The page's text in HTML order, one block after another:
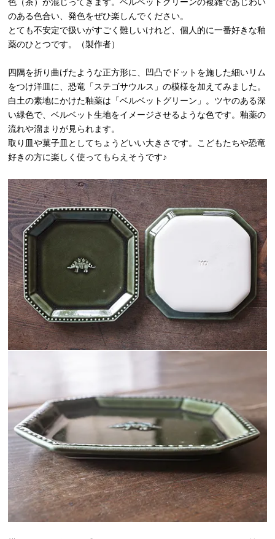
色（茶）が混じってきます。ベルベットグリーンの複雑であじわい
のある色合い、発色をぜひ楽しんでください。
とても不安定で扱いがすごく難しいけれど、個人的に一番好きな釉
薬のひとつです。（製作者）
四隅を折り曲げたような正方形に、凹凸でドットを施した細いリム
をつけ洋皿に、恐竜「ステゴサウルス」の模様を加えてみました。
白土の素地にかけた釉薬は「ベルベットグリーン」。ツヤのある深
い緑色で、ベルベット生地をイメージさせるような色です。釉薬の
流れや溜まりが見られます。
取り皿や菓子皿としてちょうどいい大きさです。こどもたちや恐竜
好きの方に楽しく使ってもらえそうです♪